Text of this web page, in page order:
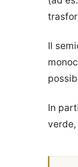
Il
In
verde,